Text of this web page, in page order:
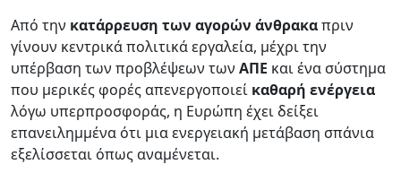
Από την κατάρρευση των αγορών άνθρακαπριν
γίνουν κεντρικά πολιτικά εργαλεία, μέχρι την
υπέρβαση των προβλέψεων των ΑΠΕ και ένα σύστημα
που μερικές φορές απενεργοποιεί καθαρή ενέργεια
λόγω υπερπροσφοράς, η Ευρώπη έχει δείξει
επανειλημμένα ότι μια ενεργειακή μετάβαση σπάνια
εξελίσσεται όπως αναμένεται.